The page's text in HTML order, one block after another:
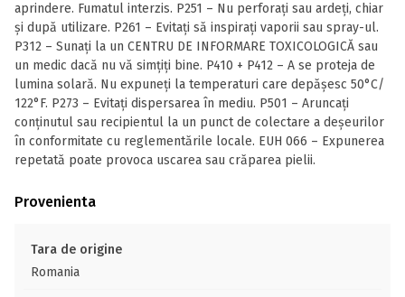
aprindere. Fumatul interzis. P251 – Nu perforați sau ardeți, chiar
și după utilizare. P261 – Evitați să inspirați vaporii sau spray-ul.
P312 – Sunați la un CENTRU DE INFORMARE TOXICOLOGICĂ sau
un medic dacă nu vă simțiți bine. P410 + P412 – A se proteja de
lumina solară. Nu expuneți la temperaturi care depășesc 50°C/
122°F. P273 – Evitați dispersarea în mediu. P501 – Aruncați
conținutul sau recipientul la un punct de colectare a deșeurilor
în conformitate cu reglementările locale. EUH 066 – Expunerea
repetată poate provoca uscarea sau crăparea pielii.
Provenienta
Tara de origine
Romania